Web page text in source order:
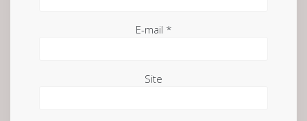
E-mail *
Site